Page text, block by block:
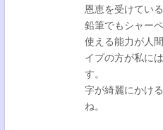
恩恵を受けてい
鉛筆でもシャー
使える能力が人
イプの方が私に
す。
字が綺麗にかけ
ね。